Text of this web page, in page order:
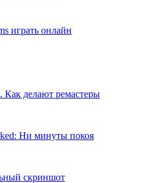
играть онлайн
Как делают ремастеры
Ни минуты покоя
скриншот